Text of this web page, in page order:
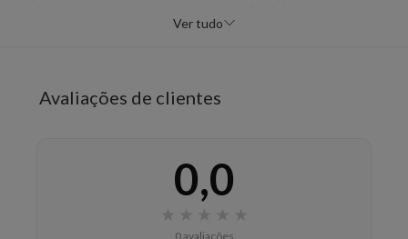
esbranquiçada, oleosa ou pegajosa e é rapidamente
incluindo áreas irregulares. Formulado com ácido
experiência diferente em proteção solar, testada e
aprovada no Brasil, por mais de 800 mulheres, com
Quais os benefícios do
Ver tudo
Avaliações de clientes
0,0
0 avaliações